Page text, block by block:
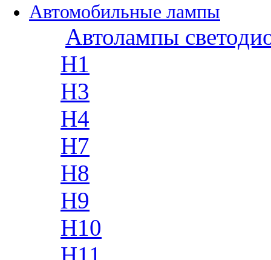
Автомобильные лампы
Автолампы
H1
H3
H4
H7
H8
H9
H10
H11